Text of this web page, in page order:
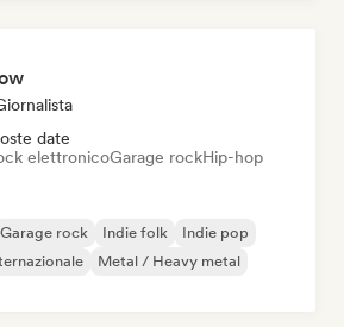
date
elettronicoGarage rockHip-hop
Garage rock Indie folk
Indie pop
Metal / Heavy metal